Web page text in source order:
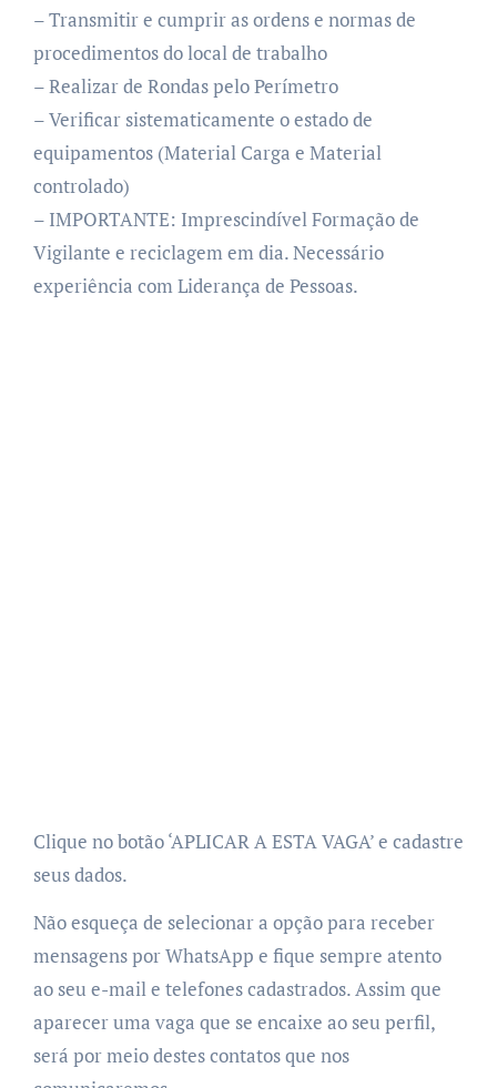
– Transmitir e cumprir as ordens e normas de
procedimentos do local de trabalho
– Realizar de Rondas pelo Perímetro
– Verificar sistematicamente o estado de
equipamentos (Material Carga e Material
controlado)
– IMPORTANTE: Imprescindível Formação de
Vigilante e reciclagem em dia. Necessário
experiência com Liderança de Pessoas.
Clique no botão ‘APLICAR A ESTA VAGA’ e cadastre
seus dados.
Não esqueça de selecionar a opção para receber
mensagens por WhatsApp e fique sempre atento
ao seu e-mail e telefones cadastrados. Assim que
aparecer uma vaga que se encaixe ao seu perfil,
será por meio destes contatos que nos